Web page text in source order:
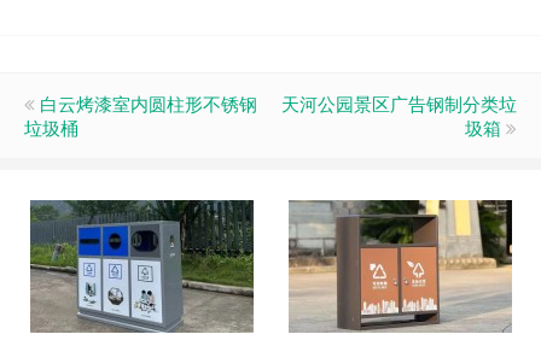
白云烤漆室内圆柱形不锈钢
垃圾桶
天河公园景区广告钢制分类垃
圾箱